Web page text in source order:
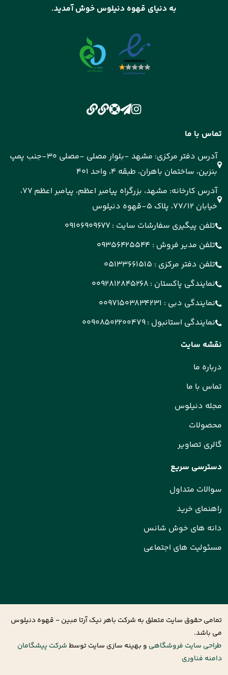
به دنیای قهوه دنیلوس خوش آمدید.
تماس با ما
آدرس دفتر مرکزی: مشهد -بلوار مصلی -مصلی 30-جنب پمپ
بنزین، ساختمان باهران، طبقه 4، واحد 401
آدرس کارخانه: مشهد، بزرگراه پیامبر اعظم، پیامبر اعظم 77،
خیابان 77/12، پلاک 5-قهوه دنیلوس
تلفن پیگیری سفارشات سایت : 09106909677
تلفن مدیر فروش : 09356425544
تلفن دفتر مرکزی : 05133661515
نمایندگی پاکستان : 0092812845268
نمایندگی دبی : 00971503834231
نمایندگی استانبول :00908502200479
نقشه سایت
درباره ما
تماس با ما
مجله دنیلوس
محصولات
گالری تصاویر
دسترسی سریع
سوالات متداول
راهنمای خرید
دانه های خوش شانس
مسئولیت های اجتماعی
تمامی حقوق سایت متعلق به شرکت باهر نیک آرتا مبین - قهوه دنیلوس
می باشد.
طراحی سایت فروشگاهی و بهینه سازی سایت توسطشرکت پیشگامان
دامنه فناوری